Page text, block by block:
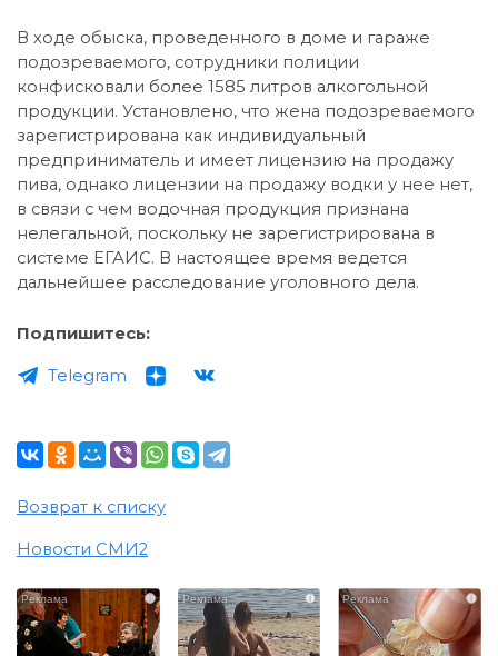
В ходе обыска, проведенного в доме и гараже
подозреваемого, сотрудники полиции
конфисковали более 1585 литров алкогольной
продукции. Установлено, что жена подозреваемого
зарегистрирована как индивидуальный
предприниматель и имеет лицензию на продажу
пива, однако лицензии на продажу водки у нее нет,
в связи с чем водочная продукция признана
нелегальной, поскольку не зарегистрирована в
системе ЕГАИС. В настоящее время ведется
дальнейшее расследование уголовного дела.
Подпишитесь:
Telegram
Возврат к списку
Новости СМИ2
i i i